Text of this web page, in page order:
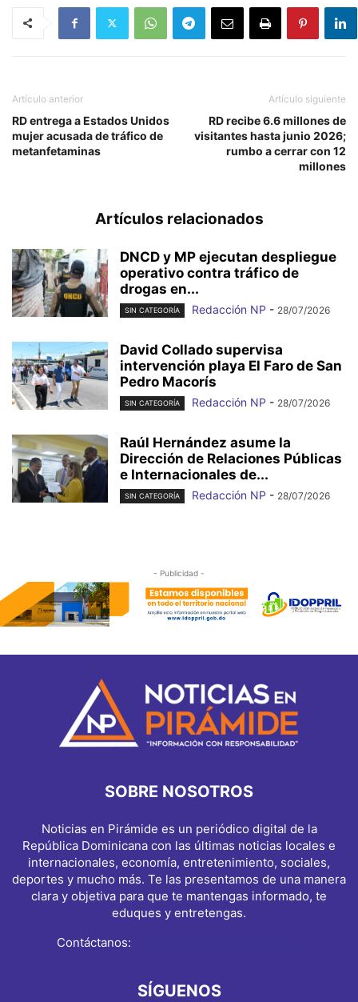
Artículo anterior
RD entrega a Estados Unidos
mujer acusada de tráfico de
metanfetaminas
Artículo siguiente
RD recibe 6.6 millones de
visitantes hasta junio 2026;
rumbo a cerrar con 12
millones
Artículos relacionados
DNCD y MP ejecutan despliegue
operativo contra tráfico de
drogas en...
SIN CATEGORÍA Redacción NP - 28/07/2026
David Collado supervisa
intervención playa El Faro de San
Pedro Macorís
SIN CATEGORÍA Redacción NP - 28/07/2026
Raúl Hernández asume la
Dirección de Relaciones Públicas
e Internacionales de...
SIN CATEGORÍA Redacción NP - 28/07/2026
- Publicidad -
SOBRE NOSOTROS
Noticias en Pirámide es un periódico digital de la
República Dominicana con las últimas noticias locales e
internacionales, economía, entretenimiento, sociales,
deportes y mucho más. Te las presentamos de una manera
clara y objetiva para que te mantengas informado, te
eduques y entretengas.
Contáctanos:
SÍGUENOS